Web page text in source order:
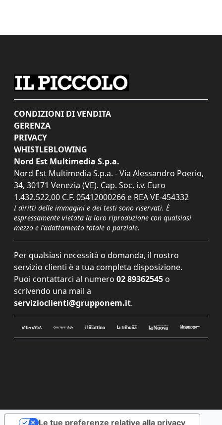
CONDIZIONI DI VENDITA
GERENZA
PRIVACY
WHISTLEBLOWING
Nord Est Multimedia S.p.a.
Nord Est Multimedia S.p.a. - Via Alessandro Poerio,
34, 30171 Venezia (VE). Cap. Soc. i.v. Euro
1.432.522,00 C.F. 05412000266 e REA VE-454332
I diritti delle immagini e dei testi sono riservati. È
espressamente vietata la loro riproduzione con qualsiasi
mezzo e l'adattamento totale o parziale.
Per qualsiasi necessità o domanda, il nostro
servizio clienti è a tua completa disposizione.
Puoi contattarci al numero 02 89362545 o
scrivendo una mail a
servizioclienti@grupponem.it.
Le tue preferenze relative alla privacy